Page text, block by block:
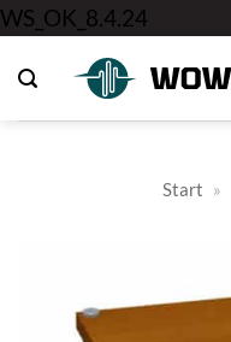
WS_OK_8.4.24
Start »